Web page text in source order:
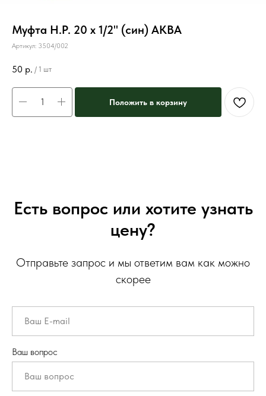
Муфта Н.Р. 20 х 1/2" (син) АКВА
Артикул: 3504/002
50 р. / 1 шт
Положить в корзину
Есть вопрос или хотите узнать
цену?
Отправьте запрос и мы ответим вам как можно
скорее
Ваш вопрос